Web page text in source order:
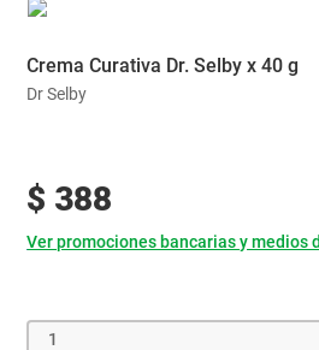
Crema Curativa Dr. Selby x 40 g
Dr Selby
$ 388
Ver promociones bancarias y medios
1